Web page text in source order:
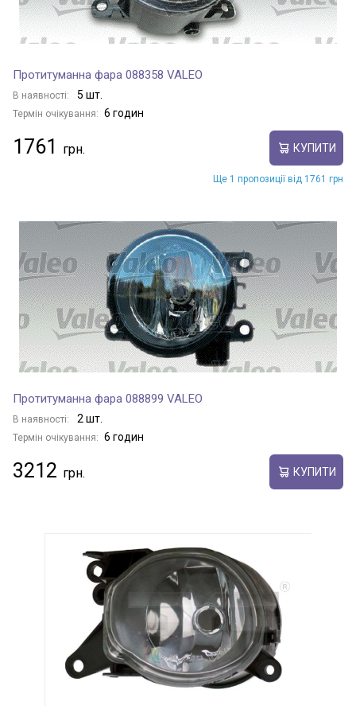
Протитуманна фара 088358 VALEO
В наявності: 5 шт.
Термін очікування: 6 годин
1761 КУПИТИ
Ще 1 пропозиції від 1761 грн
Протитуманна фара 088899 VALEO
В наявності: 2 шт.
Термін очікування: 6 годин
3212 КУПИТИ